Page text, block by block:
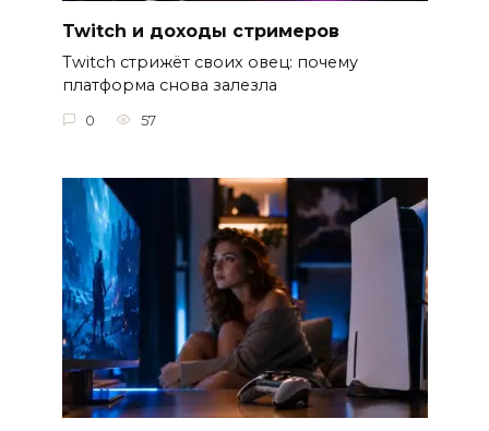
Twitch и доходы стримеров
Twitch стрижёт своих овец: почему
платформа снова залезла
0 57